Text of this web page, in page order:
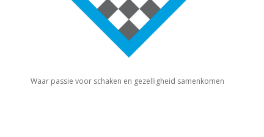
Waar passie voor schaken en gezelligheid samenkomen